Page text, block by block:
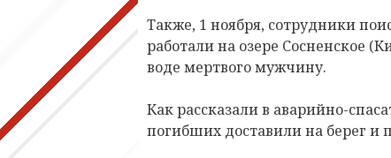
Также, 1 ноября, сотрудники
работали на озере Сосненское
воде мертвого мужчину.
Как рассказали в аварийно-
погибших доставили на берег и